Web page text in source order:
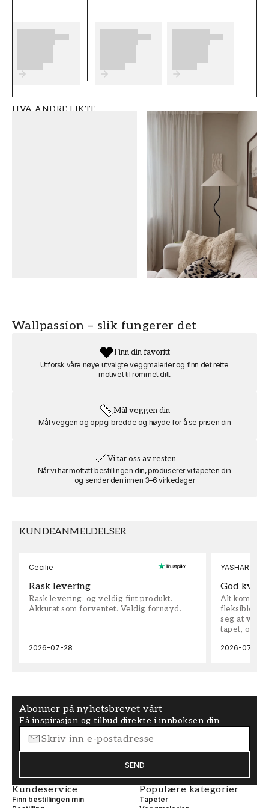
Non-woven (150g/m2). Materialet gir et
eksklusivt utseende og følelse til veggene
påføres direkte på fondveggen (Non-woven
Tapetlengdenes bredde er 50 cm, og tapeten
er enkel å montere, men hvis du føler deg
usikker bør du vurdere å få hjelp av en
5 cm for skjæremargin i både bredde og
FARGE
Bronse
MERKEVARE
Wallpassion
destinasjoner
HVA ANDRE LIKTE
Wallpassion – slik fungerer det
Finn din favoritt
Utforsk våre nøye utvalgte veggmalerier og finn det rette
motivet til rommet ditt
Mål veggen din
Mål veggen og oppgi bredde og høyde for å se prisen din
Vi tar oss av resten
Når vi har mottatt bestillingen din, produserer vi tapeten din
og sender den innen 3–6 virkedager
KUNDEANMELDELSER
Cecilie
Rask levering
Rask levering, og veldig fint produkt.
Akkurat som forventet. Veldig fornøyd.
2026-07-28
YASHAR
God
Alt kom
fleksible på
seg at vi
tapet, og
2026-07-04
Abonner på nyhetsbrevet vårt
Få inspirasjon og tilbud direkte i innboksen din
SEND
Kundeservice
Finn bestillingen min
Populære kategorier
Tapeter